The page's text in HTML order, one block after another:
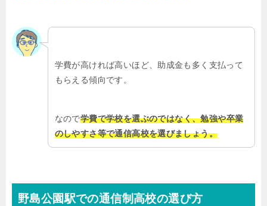
学費が高ければ高いほど、助成金も多く支払って
もらえる傾向です。
なので学費で学校を選ぶのではなく、勉強や卒業
のしやすさ等で通信高校を選びましょう。
野島公園駅での通信制高校の選び方